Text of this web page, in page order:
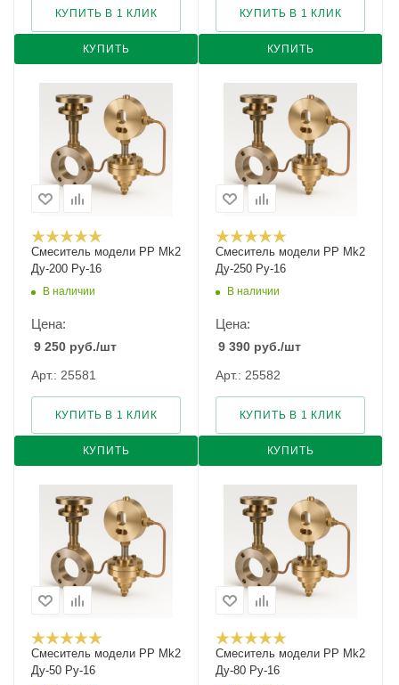
КУПИТЬ
КУПИТЬ В 1 КЛИК
КУПИТЬ
КУПИТЬ В 1 КЛИК
Смеситель модели PP Mk2
Ду-200 Ру-16
В наличии
Цена:
9 250 руб./шт
Арт.: 25581
КУПИТЬ
КУПИТЬ В 1 КЛИК
Смеситель модели PP Mk2
Ду-250 Ру-16
В наличии
Цена:
9 390 руб./шт
Арт.: 25582
КУПИТЬ
КУПИТЬ В 1 КЛИК
Смеситель модели PP Mk2
Ду-50 Ру-16
Смеситель модели PP Mk2
Ду-80 Ру-16